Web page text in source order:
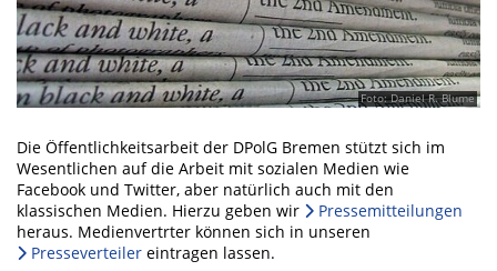
Foto: Daniel R. Blume
Die Öffentlichkeitsarbeit der DPolG Bremen stützt sich im
Wesentlichen auf die Arbeit mit sozialen Medien wie
Facebook und Twitter, aber natürlich auch mit den
klassischen Medien. Hierzu geben wir
Pressemitteilungen
heraus. Medienvertrter können sich in unseren
Presseverteiler eintragen lassen.